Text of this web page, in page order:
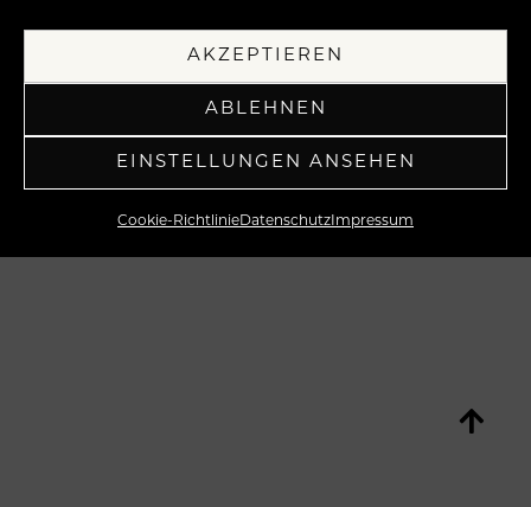
AKZEPTIEREN
ABLEHNEN
EINSTELLUNGEN ANSEHEN
Cookie-RichtlinieDatenschutz Impressum